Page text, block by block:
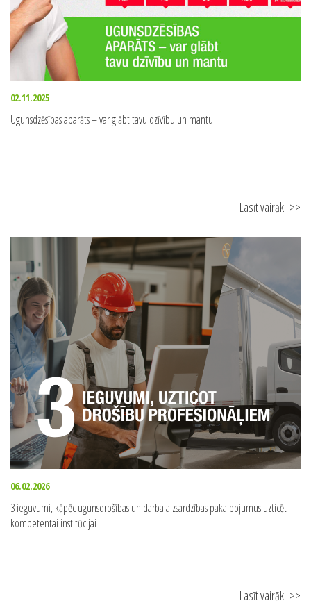
02.11.2025
Ugunsdzēsības aparāts – var glābt tavu dzīvību un mantu
Lasīt vairāk >>
06.02.2026
3 ieguvumi, kāpēc ugunsdrošības un darba aizsardzības pakalpojumus uzticēt
kompetentai institūcijai
Lasīt vairāk >>